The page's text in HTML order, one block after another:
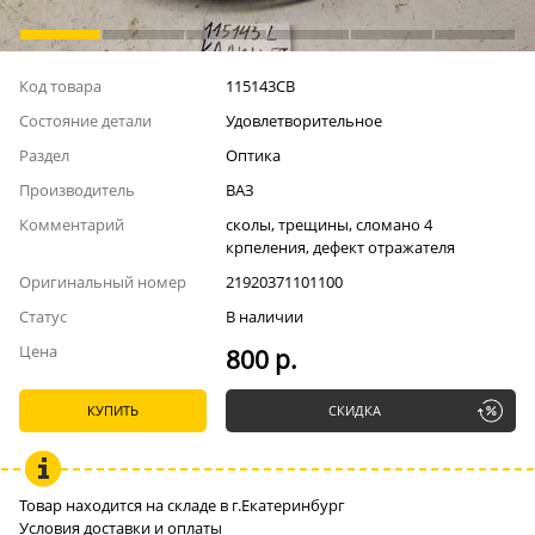
Код товара
115143СВ
Состояние детали
Удовлетворительное
Раздел
Оптика
Производитель
ВАЗ
Комментарий
сколы, трещины, сломано 4
крпеления, дефект отражателя
Оригинальный номер
21920371101100
Статус
В наличии
Цена
800 р.
КУПИТЬ СКИДКА
Товар находится на складе в г.Екатеринбург
Условия доставки и оплаты